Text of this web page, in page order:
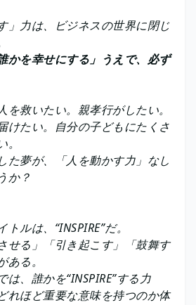
」力は、ビジネスの世界に閉じ
かを幸せにする」うえで、必ず
を救いたい。親孝行がしたい。
けたい。自分の子どもにたくさ
た夢が、「人を動かす力」なし
か？
ルは、“INSPIRE”だ。
せる」「引き起こす」「鼓舞す
る。
、誰かを“INSPIRE”する力
れほど重要な意味を持つのか体